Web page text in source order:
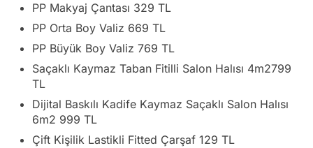
PP Makyaj Çantası 329 TL
PP Orta Boy Valiz 669 TL
PP Büyük Boy Valiz 769 TL
Saçaklı Kaymaz Taban Fitilli Salon Halısı 4m2799
TL
Dijital Baskılı Kadife Kaymaz Saçaklı Salon Halısı
6m2 999 TL
Çift Kişilik Lastikli Fitted Çarşaf 129 TL